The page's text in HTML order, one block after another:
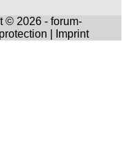
© 2026 - forum-
Imprint